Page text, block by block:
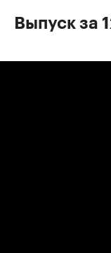
Выпуск за